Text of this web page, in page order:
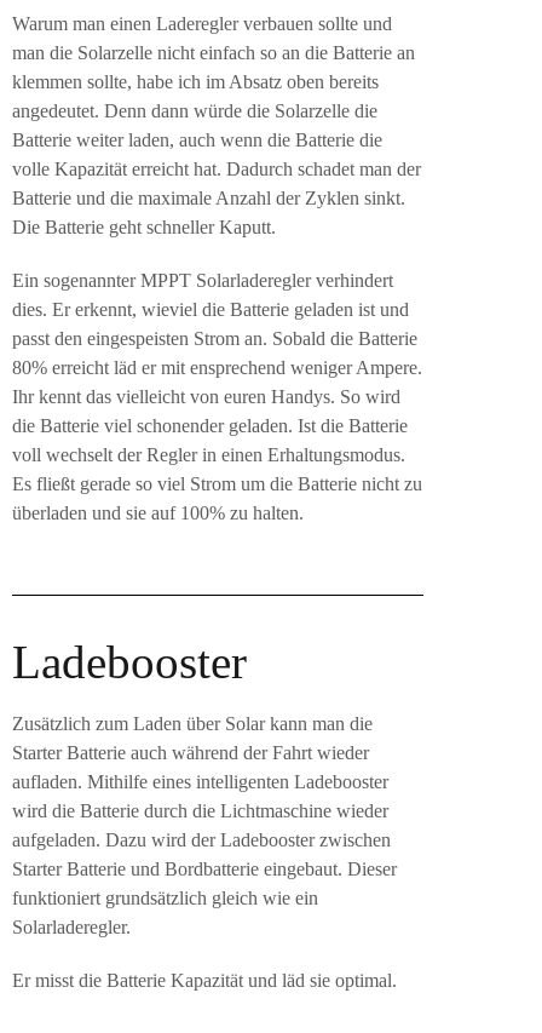
Warum man einen Laderegler verbauen sollte und
man die Solarzelle nicht einfach so an die Batterie an
klemmen sollte, habe ich im Absatz oben bereits
angedeutet. Denn dann würde die Solarzelle die
Batterie weiter laden, auch wenn die Batterie die
volle Kapazität erreicht hat. Dadurch schadet man der
Batterie und die maximale Anzahl der Zyklen sinkt.
Die Batterie geht schneller Kaputt.
Ein sogenannter MPPT Solarladeregler verhindert
dies. Er erkennt, wieviel die Batterie geladen ist und
passt den eingespeisten Strom an. Sobald die Batterie
80% erreicht läd er mit ensprechend weniger Ampere.
Ihr kennt das vielleicht von euren Handys. So wird
die Batterie viel schonender geladen. Ist die Batterie
voll wechselt der Regler in einen Erhaltungsmodus.
Es fließt gerade so viel Strom um die Batterie nicht zu
überladen und sie auf 100% zu halten.
Ladebooster
Zusätzlich zum Laden über Solar kann man die
Starter Batterie auch während der Fahrt wieder
aufladen. Mithilfe eines intelligenten Ladebooster
wird die Batterie durch die Lichtmaschine wieder
aufgeladen. Dazu wird der Ladebooster zwischen
Starter Batterie und Bordbatterie eingebaut. Dieser
funktioniert grundsätzlich gleich wie ein
Solarladeregler.
Er misst die Batterie Kapazität und läd sie optimal.